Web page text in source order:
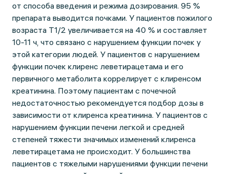
от способа введения и режима дозирования. 95 %
препарата выводится почками. У пациентов пожилого
возраста Т1/2 увеличивается на 40 % и составляет
10-11 ч, что связано с нарушением функции почек у
этой категории людей. У пациентов с нарушением
функции почек клиренс леветирацетама и его
первичного метаболита коррелирует с клиренсом
креатинина. Поэтому пациентам с почечной
недостаточностью рекомендуется подбор дозы в
зависимости от клиренса креатинина. У пациентов с
нарушением функции печени легкой и средней
степеней тяжести значимых изменений клиренса
леветирацетама не происходит. У большинства
пациентов с тяжелыми нарушениями функции печени